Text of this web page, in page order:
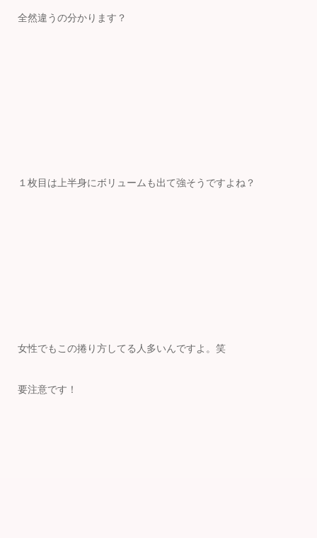
全然違うの分かります？
１枚目は上半身にボリュームも出て強そうですよね？
女性でもこの捲り方してる人多いんですよ。笑
要注意です！